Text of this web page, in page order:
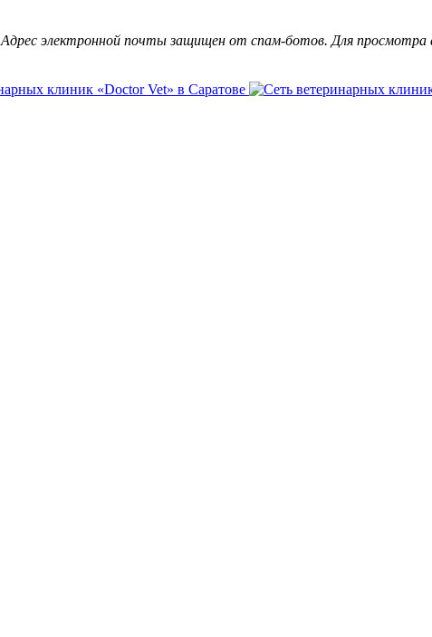
Адрес электронной почты защищен от спам-ботов. Для просмотра